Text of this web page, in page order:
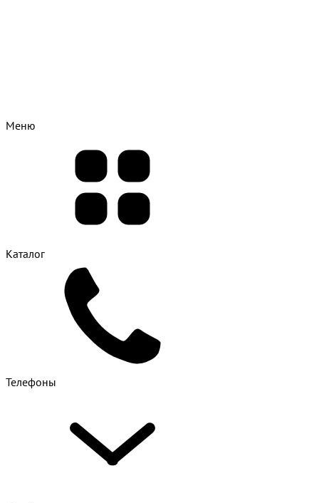
Меню
Каталог
Телефоны